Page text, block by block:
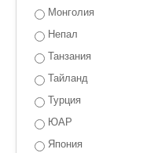
Монголия
Непал
Танзания
Тайланд
Турция
ЮАР
Япония